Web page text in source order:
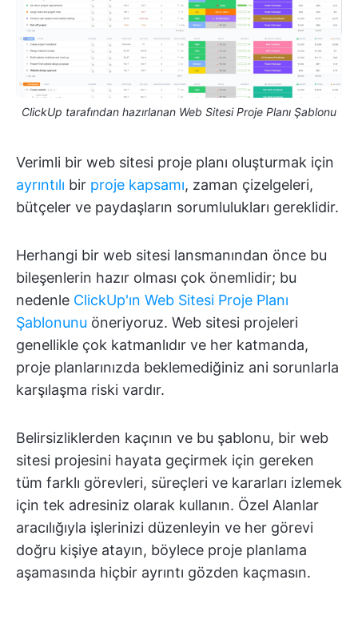
ClickUp tarafından hazırlanan Web Sitesi Proje Planı Şablonu
Verimli bir web sitesi proje planı oluşturmak için
ayrıntılı bir proje kapsamı, zaman çizelgeleri,
bütçeler ve paydaşların sorumlulukları gereklidir.
Herhangi bir web sitesi lansmanından önce bu
bileşenlerin hazır olması çok önemlidir; bu
nedenle ClickUp'ın Web Sitesi Proje Planı
Şablonunu öneriyoruz. Web sitesi projeleri
genellikle çok katmanlıdır ve her katmanda,
proje planlarınızda beklemediğiniz ani sorunlarla
karşılaşma riski vardır.
Belirsizliklerden kaçının ve bu şablonu, bir web
sitesi projesini hayata geçirmek için gereken
tüm farklı görevleri, süreçleri ve kararları izlemek
için tek adresiniz olarak kullanın. Özel Alanlar
aracılığıyla işlerinizi düzenleyin ve her görevi
doğru kişiye atayın, böylece proje planlama
aşamasında hiçbir ayrıntı gözden kaçmasın.